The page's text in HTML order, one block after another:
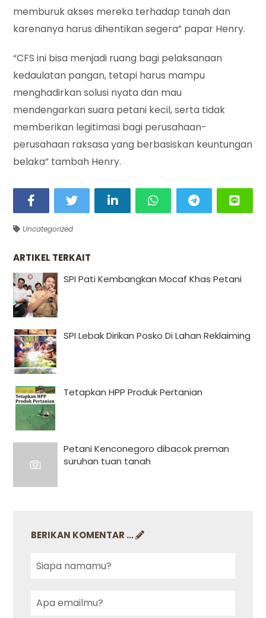
memburuk akses mereka terhadap tanah dan
karenanya harus dihentikan segera” papar Henry.
“CFS ini bisa menjadi ruang bagi pelaksanaan
kedaulatan pangan, tetapi harus mampu
menghadirkan solusi nyata dan mau
mendengarkan suara petani kecil, serta tidak
memberikan legitimasi bagi perusahaan-
perusahaan raksasa yang berbasiskan keuntungan
belaka” tambah Henry.
Uncategorized
ARTIKEL TERKAIT
SPI Pati Kembangkan Mocaf Khas Petani
SPI Lebak Dirikan Posko Di Lahan Reklaiming
Tetapkan HPP Produk Pertanian
Petani Kenconegoro dibacok preman
suruhan tuan tanah
BERIKAN KOMENTAR ...